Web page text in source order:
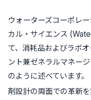
ウォーターズコーポレ
カル・サイエンス
て、消耗品およびラボ
ント兼ゼネラルマネー
のように述べています
剤設計の両面での革新